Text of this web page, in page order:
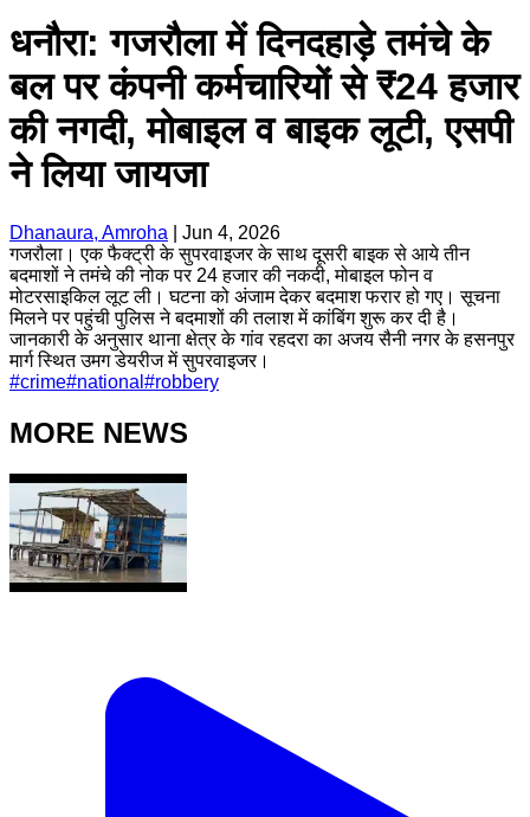
धनौरा: गजरौला में दिनदहाड़े तमंचे के
बल पर कंपनी कर्मचारियों से ₹24 हजार
की नगदी, मोबाइल व बाइक लूटी, एसपी
ने लिया जायजा
Dhanaura, Amroha
Jun 4, 2026
गजरौला। एक फैक्ट्री के सुपरवाइजर के साथ दूसरी बाइक से आये तीन
बदमाशों ने तमंचे की नोक पर 24 हजार की नकदी, मोबाइल फोन व
मोटरसाइकिल लूट ली। घटना को अंजाम देकर बदमाश फरार हो गए। सूचना
मिलने पर पहुंची पुलिस ने बदमाशों की तलाश में कांबिंग शुरू कर दी है।
जानकारी के अनुसार थाना क्षेत्र के गांव रहदरा का अजय सैनी नगर के हसनपुर
मार्ग स्थित उमग डेयरीज में सुपरवाइजर।
#crime#national #robbery
MORE NEWS